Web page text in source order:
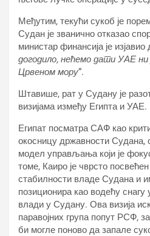
Међутим, текући сукоб је
Судан је званично отказао
министар финансија је изјавио
догодило, нећемо дати УАЕ
Црвеном мору“.
Штавише, рат у Судану је
визијама између Египта и УАЕ.
Египат посматра САФ као
окосницу државности Судана,
модел управљања који је
томе, Каиро је чврсто
стабилности владе Судана и
позиционира као водећу снагу
влади у Судану. Ова визија
паравојних група попут РСФ,
би могле поново да запале